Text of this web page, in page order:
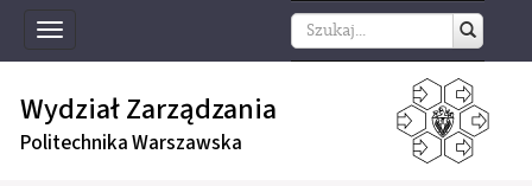
Toggle
navigation
Wydział Zarządzania
Politechnika Warszawska